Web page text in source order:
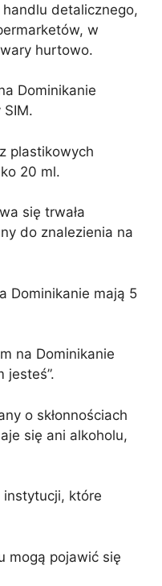
detalicznego,
w
hurtowo.
Dominikanie
plastikowych
20 ml.
się trwała
do znalezienia na
Dominikanie mają 5
na Dominikanie
jesteś”.
o skłonnościach
się ani alkoholu,
instytucji, które
mogą pojawić się